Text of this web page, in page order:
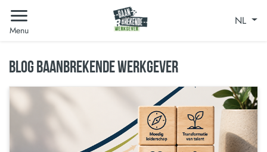
Menu
NL
BLOG BAANBREKENDE WERKGEVER